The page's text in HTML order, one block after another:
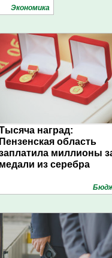
Экономика
наград:
Пензенская область
миллионы
медали из серебра